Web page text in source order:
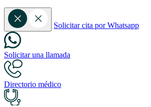
Solicitar cita por Whatsapp
Solicitar una llamada
Directorio médico